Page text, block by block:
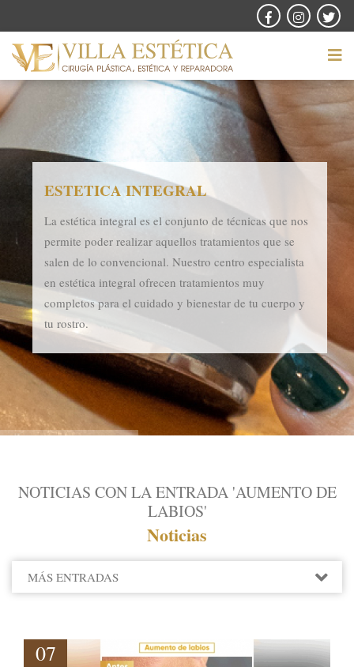
ESTETICA INTEGRAL
La estética integral es el conjunto de técnicas que nos
permite poder realizar aquellos tratamientos que se
salen de lo convencional. Nuestro centro especialista
en estética integral ofrecen tratamientos muy
completos para el cuidado y bienestar de tu cuerpo y
tu rostro.
NOTICIAS CON LA ENTRADA 'AUMENTO DE
LABIOS'
Noticias
MÁS ENTRADAS
2020
2019
07